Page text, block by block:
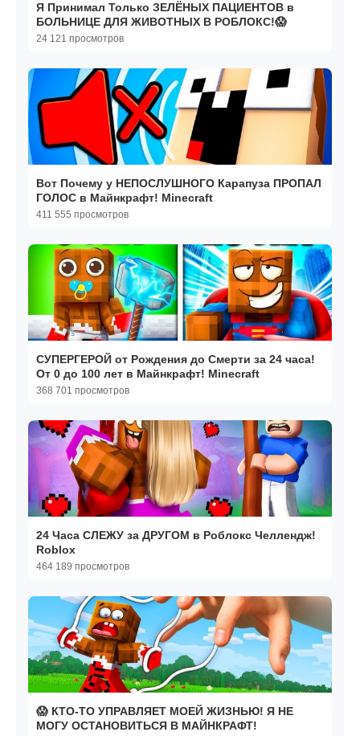
Я Принимал Только ЗЕЛЁНЫХ ПАЦИЕНТОВ в
БОЛЬНИЦЕ ДЛЯ ЖИВОТНЫХ В РОБЛОКС!😱
24 121 просмотров
Вот Почему у НЕПОСЛУШНОГО Карапуза ПРОПАЛ
ГОЛОС в Майнкрафт! Minecraft
411 555 просмотров
СУПЕРГЕРОЙ от Рождения до Смерти за 24 часа!
От 0 до 100 лет в Майнкрафт! Minecraft
368 701 просмотров
24 Часа СЛЕЖУ за ДРУГОМ в Роблокс Челлендж!
Roblox
464 189 просмотров
😱 КТО-ТО УПРАВЛЯЕТ МОЕЙ ЖИЗНЬЮ! Я НЕ
МОГУ ОСТАНОВИТЬСЯ В МАЙНКРАФТ!